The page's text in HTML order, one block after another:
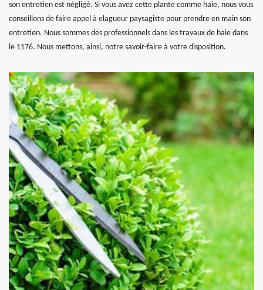
son entretien est négligé. Si vous avez cette plante comme haie, nous vous
conseillons de faire appel à elagueur paysagiste pour prendre en main son
entretien. Nous sommes des professionnels dans les travaux de haie dans
le 1176. Nous mettons, ainsi, notre savoir-faire à votre disposition.